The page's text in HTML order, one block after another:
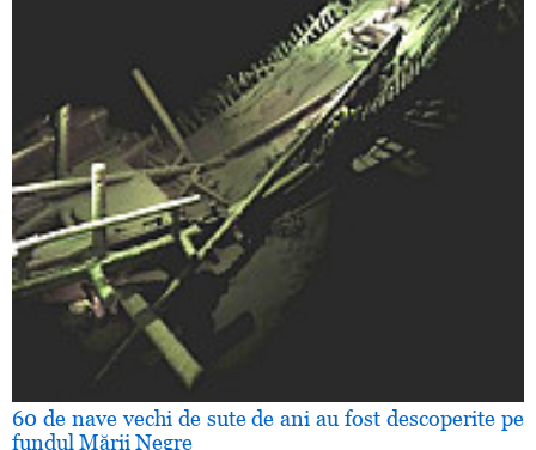
60 de nave vechi de sute de ani au fost descoperite pe
fundul Mării Negre